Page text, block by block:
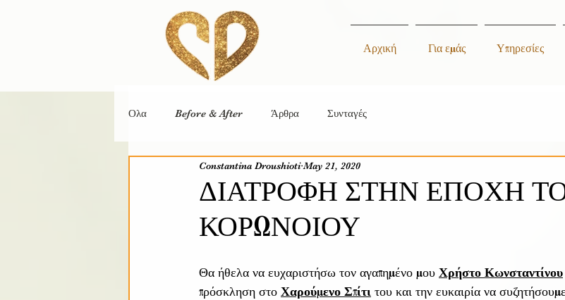
Ολα Before & After Άρθρα Συνταγές
ΔΙΑΤΡΟΦΗ ΣΤΗΝ ΕΠΟΧΗ
ΚΟΡΩΝΟΙΟΥ
Constantina Droushioti May 21, 2020
Θα ήθελα να ευχαριστήσω τον αγαπημένο μου Χρήστο Κωνσταντίνου
πρόσκληση στο Χαρούμενο Σπίτι του και την ευκαιρία να
Αρχική Για εμάς Υπηρεσίες